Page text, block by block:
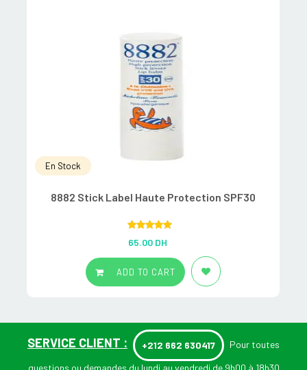
En Stock
8882 Stick Label Haute Protection SPF30
out of 5
65.00 DH
ADD TO CART
SERVICE CLIENT : +212 662 630417 Pour toutes
questions ou demandes du lundi au vendredi de 9h00 à 18h30